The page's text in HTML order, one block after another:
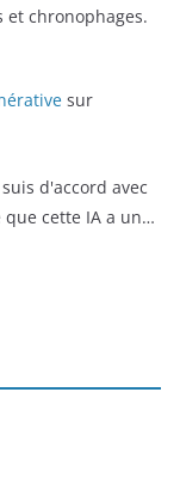
chronophages.
sur
d'accord avec
que cette IA a un…